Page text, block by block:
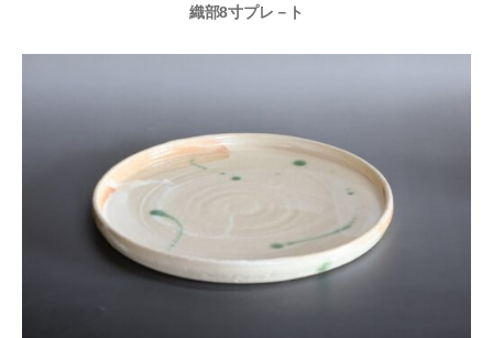
織部8寸プレ－ト